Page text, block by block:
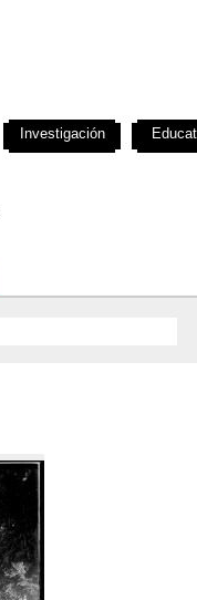
Investigación